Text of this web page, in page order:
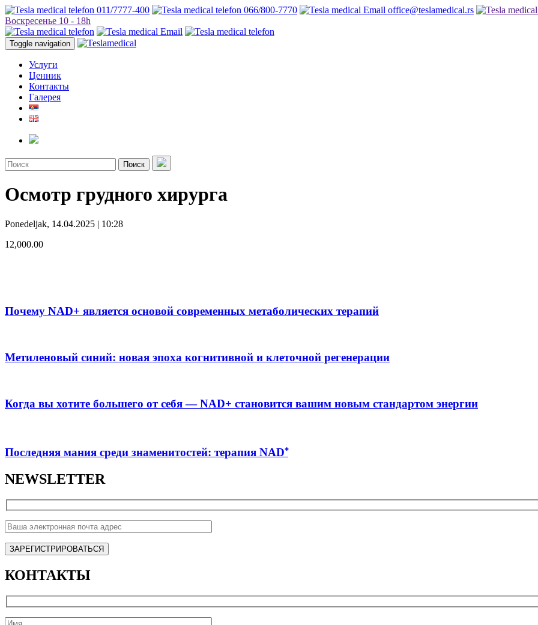
011/7777-400 066/800-7770 office@teslamedical.rs
Воскресенье 10 - 18h
Toggle navigation
Услуги
Ценник
Контакты
Галерея
Поиск
Осмотр грудного хирурга
Ponedeljak, 14.04.2025 | 10:28
12,000.00
Почему NAD+ является основой современных метаболических терапий
Метиленовый синий: новая эпоха когнитивной и клеточной регенерации
Когда вы хотите большего от себя — NAD+ становится вашим новым стандартом энергии
Последняя мания среди знаменитостей: терапия NAD⁺
NEWSLETTER
КОНТАКТЫ